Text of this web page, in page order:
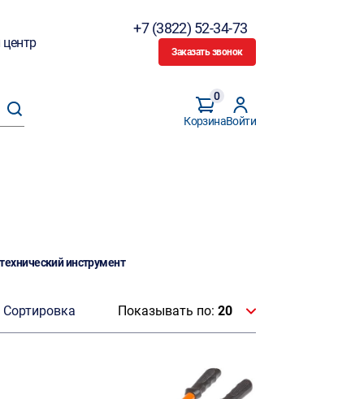
+7 (3822) 52-34-73
Заказать звонок
Корзина
0
Войти
инструмент
Сортировка Показывать по: 20